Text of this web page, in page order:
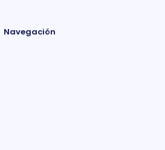
Navegación